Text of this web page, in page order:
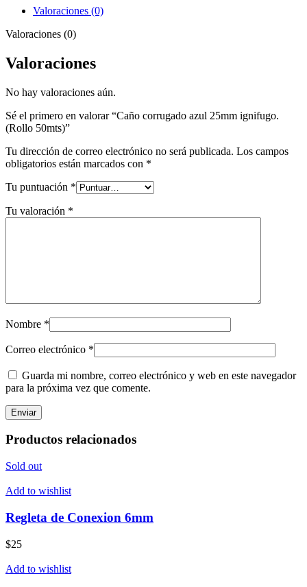
Valoraciones (0)
Valoraciones (0)
Valoraciones
No hay valoraciones aún.
Sé el primero en valorar “Caño corrugado azul 25mm ignifugo.
(Rollo 50mts)”
Tu dirección de correo electrónico no será publicada. Los campos
obligatorios están marcados con *
Tu puntuación *
Tu valoración *
Nombre *
Correo electrónico *
Guarda mi nombre, correo electrónico y web en este navegador
para la próxima vez que comente.
Productos relacionados
Sold out
Add to wishlist
Regleta de Conexion 6mm
$25
Add to wishlist